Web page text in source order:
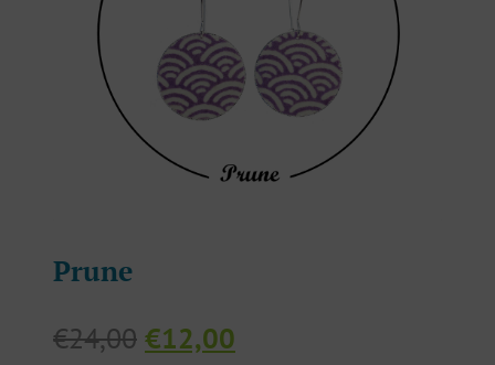
Prune
€24,00 Le
€12,00